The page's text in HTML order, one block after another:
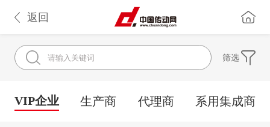
返回
筛选
VIP企业 生产商 代理商 系用集成商